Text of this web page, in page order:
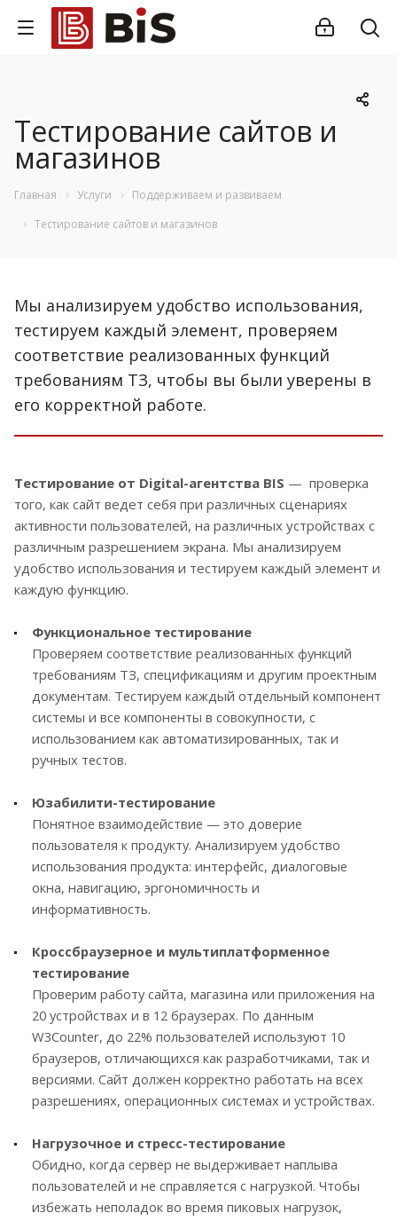
Тестирование сайтов и
магазинов
Главная Услуги
Поддерживаем и развиваем
Тестирование сайтов и магазинов
Мы анализируем удобство использования,
тестируем каждый элемент, проверяем
соответствие реализованных функций
требованиям ТЗ, чтобы вы были уверены в
его корректной работе.
Тестирование от Digital-агентства BIS — проверка
того, как сайт ведет себя при различных сценариях
активности пользователей, на различных устройствах с
различным разрешением экрана. Мы анализируем
удобство использования и тестируем каждый элемент и
каждую функцию.
Функциональное тестирование
Проверяем соответствие реализованных функций
требованиям ТЗ, спецификациям и другим проектным
документам. Тестируем каждый отдельный компонент
системы и все компоненты в совокупности, с
использованием как автоматизированных, так и
ручных тестов.
Юзабилити-тестирование
Понятное взаимодействие — это доверие
пользователя к продукту. Анализируем удобство
использования продукта: интерфейс, диалоговые
окна, навигацию, эргономичность и
информативность.
Кроссбраузерное и мультиплатформенное
тестирование
Проверим работу сайта, магазина или приложения на
20 устройствах и в 12 браузерах. По данным
W3Counter, до 22% пользователей используют 10
браузеров, отличающихся как разработчиками, так и
версиями. Сайт должен корректно работать на всех
разрешениях, операционных системах и устройствах.
Нагрузочное и стресс-тестирование
Обидно, когда сервер не выдерживает наплыва
пользователей и не справляется с нагрузкой. Чтобы
избежать неполадок во время пиковых нагрузок,